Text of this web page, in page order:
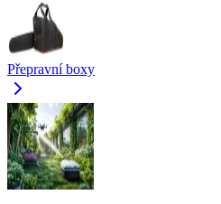
Přepravní boxy